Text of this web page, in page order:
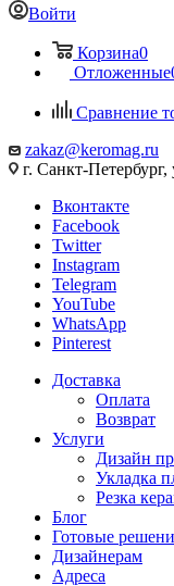
Войти
Корзина0
Отложенные
Сравнение
zakaz@keromag.ru
г. Санкт-
Вконтакте
Facebook
Twitter
Instagram
Telegram
YouTube
WhatsApp
Pinterest
Доставка
Оплата
Возврат
Услуги
Дизайн
Укладка
Резка
Блог
Готовые
Дизайнерам
Адреса